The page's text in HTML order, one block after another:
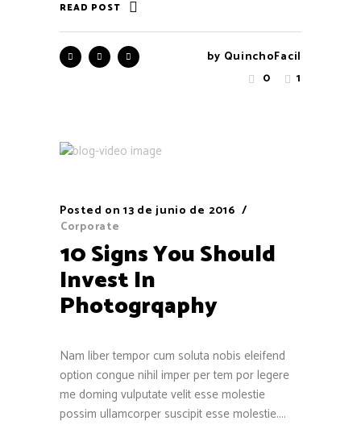
READ POST
by QuinchoFacil
0
1
Posted on 13 de junio de 2016
Corporate
10 Signs You Should
Invest In
Photogrqaphy
Nam liber tempor cum soluta nobis eleifend
option congue nihil imper per tem por legere
me doming vulputate velit esse molestie
possim ullamcorper suscipit esse molestie....